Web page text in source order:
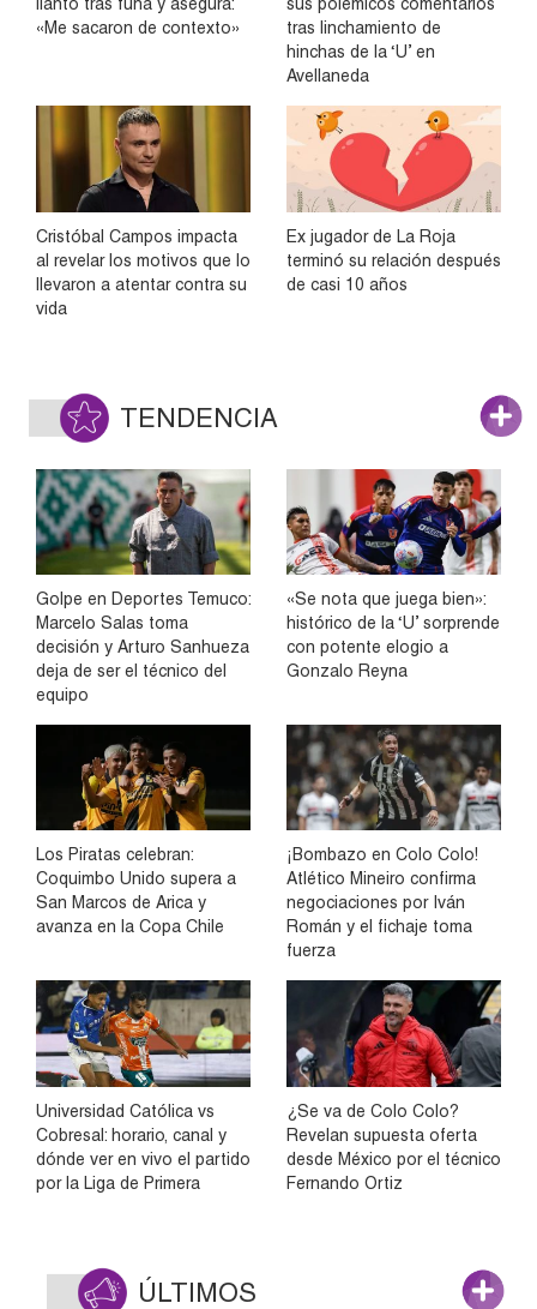
llanto tras funa y asegura:
«Me sacaron de contexto»
sus polémicos comentarios
tras linchamiento de
hinchas de la ‘U’ en
Avellaneda
Cristóbal Campos impacta
al revelar los motivos que lo
llevaron a atentar contra su
vida
Ex jugador de La Roja
terminó su relación después
de casi 10 años
TENDENCIA
Golpe en Deportes Temuco:
Marcelo Salas toma
decisión y Arturo Sanhueza
deja de ser el técnico del
equipo
«Se nota que juega bien»:
histórico de la ‘U’ sorprende
con potente elogio a
Gonzalo Reyna
Los Piratas celebran:
Coquimbo Unido supera a
San Marcos de Arica y
avanza en la Copa Chile
¡Bombazo en Colo Colo!
Atlético Mineiro confirma
negociaciones por Iván
Román y el fichaje toma
fuerza
Universidad Católica vs
Cobresal: horario, canal y
dónde ver en vivo el partido
por la Liga de Primera
¿Se va de Colo Colo?
Revelan supuesta oferta
desde México por el técnico
Fernando Ortiz
ÚLTIMOS